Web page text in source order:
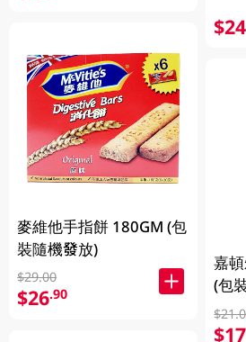
麥維他手指餅 180GM (包
裝隨機發放)
$29.00
$26.90
$24
嘉
(包
$17